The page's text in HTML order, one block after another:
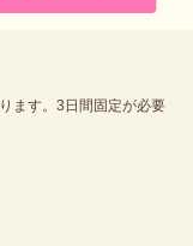
ます。3日間固定が必要